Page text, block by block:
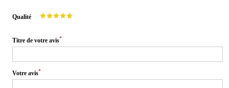
Qualité
Titre de votre avis*
Votre avis*